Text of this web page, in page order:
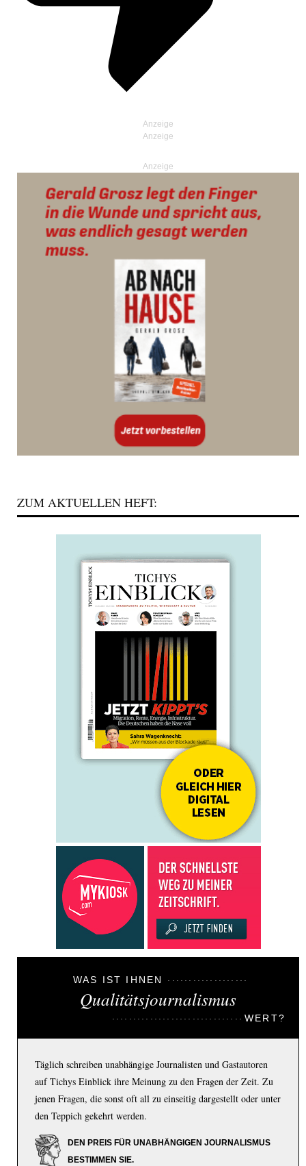
Anzeige
ZUM AKTUELLEN HEFT:
WAS IST IHNEN
Qualitätsjournalismus
WERT?
Täglich schreiben unabhängige Journalisten und Gastautoren
auf Tichys Einblick ihre Meinung zu den Fragen der Zeit. Zu
jenen Fragen, die sonst oft all zu einseitig dargestellt oder unter
den Teppich gekehrt werden.
DEN PREIS FÜR UNABHÄNGIGEN JOURNALISMUS
BESTIMMEN SIE.